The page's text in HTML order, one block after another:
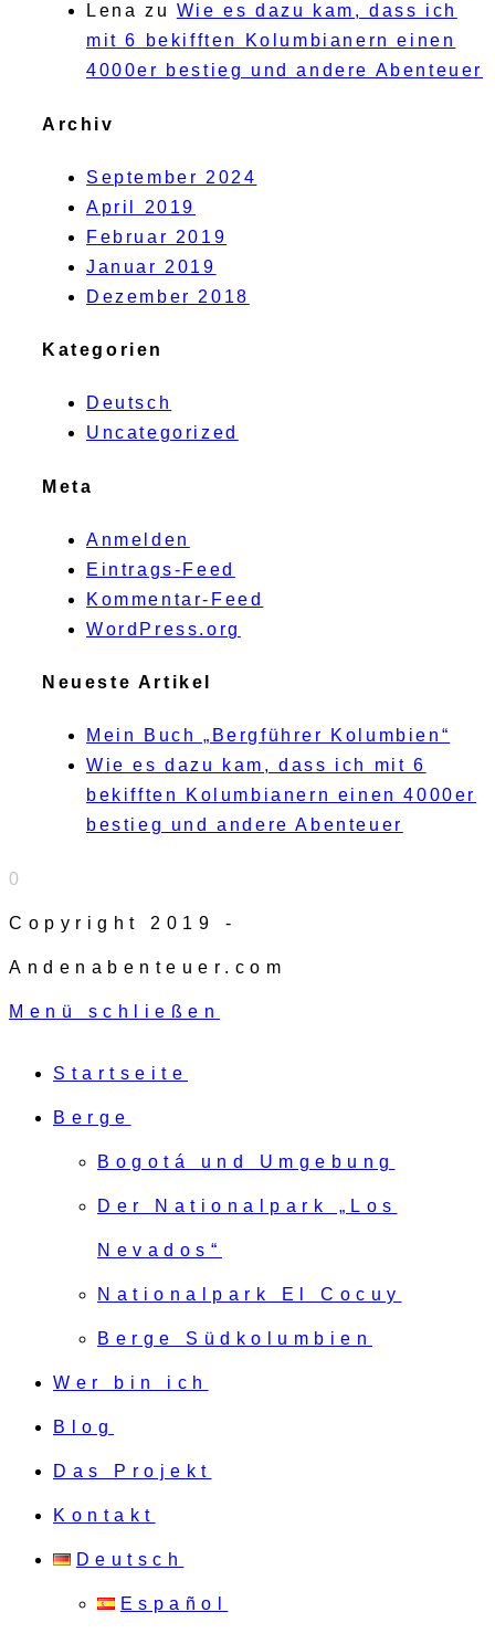
Lena zu Wie es dazu kam, dass ich
mit 6 bekifften Kolumbianern einen
4000er bestieg und andere Abenteuer
Archiv
September 2024
April 2019
Februar 2019
Januar 2019
Dezember 2018
Kategorien
Deutsch
Uncategorized
Meta
Anmelden
Eintrags-Feed
Kommentar-Feed
WordPress.org
Neueste Artikel
Mein Buch „Bergführer Kolumbien“
Wie es dazu kam, dass ich mit 6
bekifften Kolumbianern einen 4000er
bestieg und andere Abenteuer
0
Copyright 2019 -
Andenabenteuer.com
Menü schließen
Startseite
Berge
Bogotá und Umgebung
Der Nationalpark „Los
Nevados“
Nationalpark El Cocuy
Berge Südkolumbien
Wer bin ich
Blog
Das Projekt
Kontakt
Deutsch
Español